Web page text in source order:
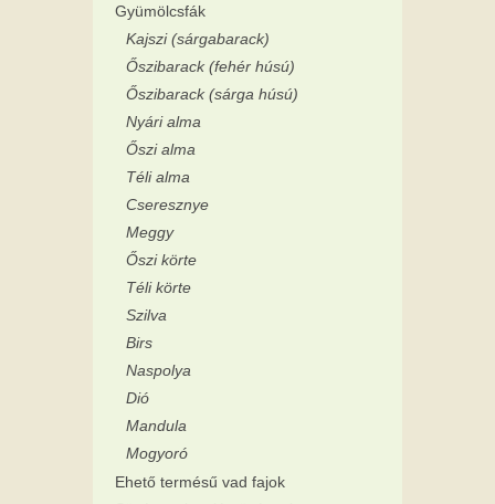
Gyümölcsfák
Kajszi (sárgabarack)
Őszibarack (fehér húsú)
Őszibarack (sárga húsú)
Nyári alma
Őszi alma
Téli alma
Cseresznye
Meggy
Őszi körte
Téli körte
Szilva
Birs
Naspolya
Dió
Mandula
Mogyoró
Ehető termésű vad fajok